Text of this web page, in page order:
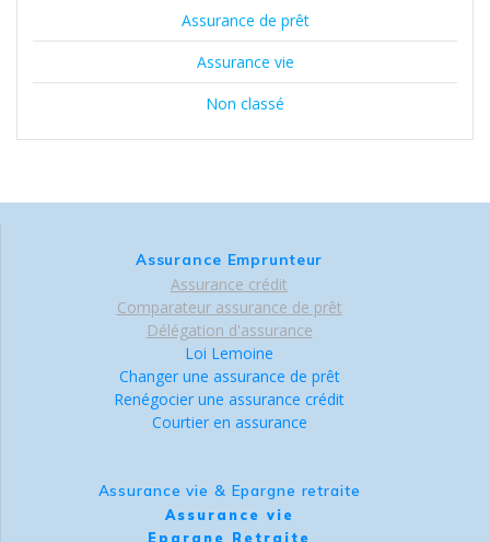
Assurance de prêt
Assurance vie
Non classé
Assurance Emprunteur
Assurance crédit
Comparateur assurance de prêt
Délégation d'assurance
Loi Lemoine
Changer une assurance de prêt
Renégocier une assurance crédit
Courtier en assurance
Assurance vie & Epargne retraite
Assurance vie
Epargne Retraite